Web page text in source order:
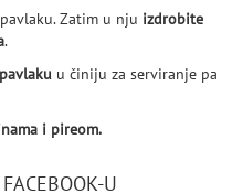
Zatim u nju izdrobite
.
u činiju za serviranje pa
i pireom.
U